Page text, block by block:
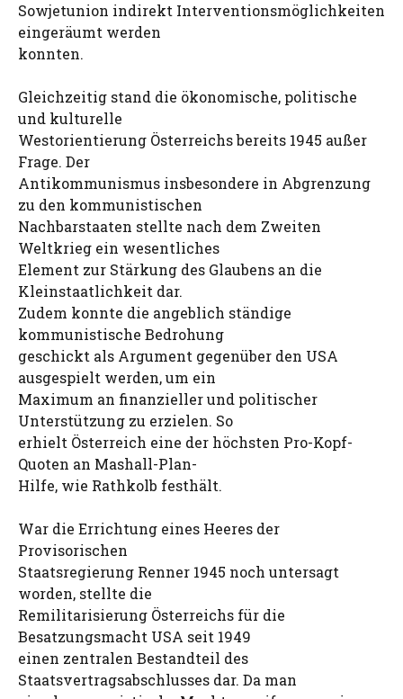
Sowjetunion indirekt Interventionsmöglichkeiten
eingeräumt werden
konnten.
Gleichzeitig stand die ökonomische, politische
und kulturelle
Westorientierung Österreichs bereits 1945 außer
Frage. Der
Antikommunismus insbesondere in Abgrenzung
zu den kommunistischen
Nachbarstaaten stellte nach dem Zweiten
Weltkrieg ein wesentliches
Element zur Stärkung des Glaubens an die
Kleinstaatlichkeit dar.
Zudem konnte die angeblich ständige
kommunistische Bedrohung
geschickt als Argument gegenüber den USA
ausgespielt werden, um ein
Maximum an finanzieller und politischer
Unterstützung zu erzielen. So
erhielt Österreich eine der höchsten Pro-Kopf-
Quoten an Mashall-Plan-
Hilfe, wie Rathkolb festhält.
War die Errichtung eines Heeres der
Provisorischen
Staatsregierung Renner 1945 noch untersagt
worden, stellte die
Remilitarisierung Österreichs für die
Besatzungsmacht USA seit 1949
einen zentralen Bestandteil des
Staatsvertragsabschlusses dar. Da man